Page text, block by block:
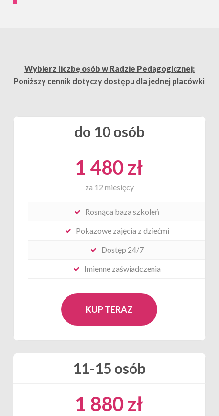
Wybierz liczbę osób w Radzie Pedagogicznej:
Poniższy cennik dotyczy dostępu dla jednej placówki
do 10 osób
1 480 zł
za 12 miesięcy
Rosnąca baza szkoleń
Pokazowe zajęcia z dziećmi
Dostęp 24/7
Imienne zaświadczenia
KUP TERAZ
11-15 osób
1 880 zł